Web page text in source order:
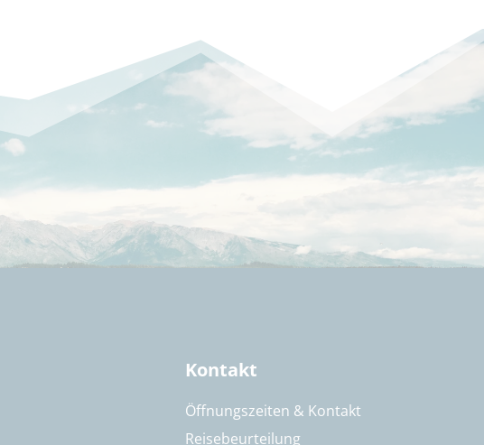
Kontakt
Öffnungszeiten & Kontakt
Reisebeurteilung